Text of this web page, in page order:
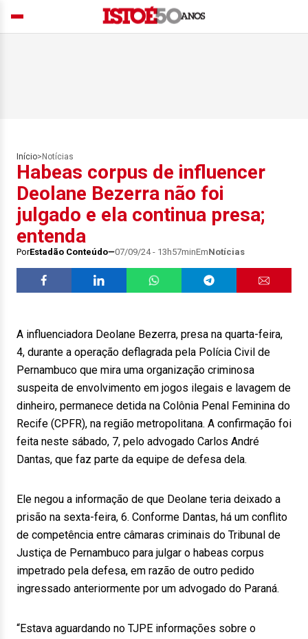
Início> Notícias
Habeas corpus de influencer
Deolane Bezerra não foi
julgado e ela continua presa;
entenda
PorEstadão Conteúdo 07/09/24 - 13h57minEmNotícias
A influenciadora Deolane Bezerra, presa na quarta-feira,
4, durante a operação deflagrada pela Polícia Civil de
Pernambuco que mira uma organização criminosa
suspeita de envolvimento em jogos ilegais e lavagem de
dinheiro, permanece detida na Colônia Penal Feminina do
Recife (CPFR), na região metropolitana. A confirmação foi
feita neste sábado, 7, pelo advogado Carlos André
Dantas, que faz parte da equipe de defesa dela.
Ele negou a informação de que Deolane teria deixado a
prisão na sexta-feira, 6. Conforme Dantas, há um conflito
de competência entre câmaras criminais do Tribunal de
Justiça de Pernambuco para julgar o habeas corpus
impetrado pela defesa, em razão de outro pedido
ingressado anteriormente por um advogado do Paraná.
“Estava aguardando no TJPE informações sobre o